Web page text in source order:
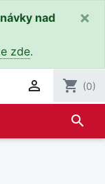
nad
zde.
×
 shopping_cart (0)
search